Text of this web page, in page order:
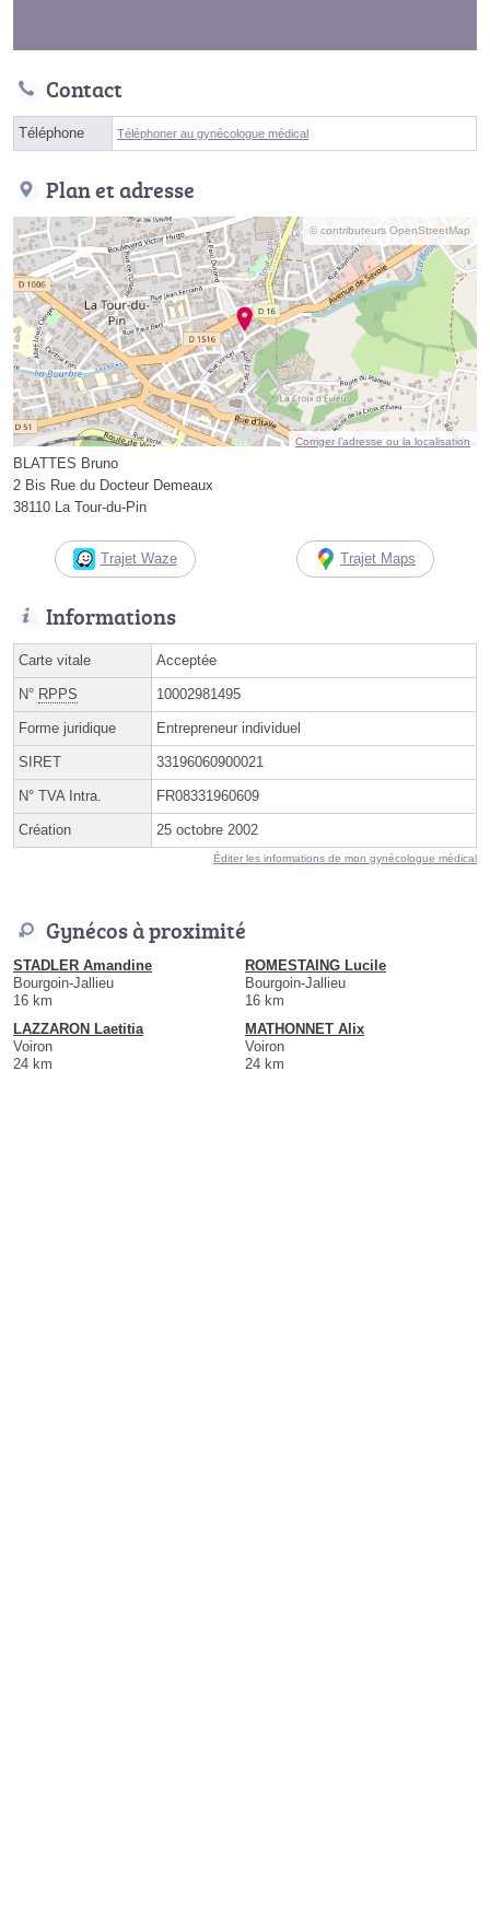
Contact
Téléphone Téléphoner au gynécologue médical
Plan et adresse
© contributeurs OpenStreetMap
Corriger l’adresse ou la localisation
BLATTES Bruno
2 Bis Rue du Docteur Demeaux
38110 La Tour-du-Pin
Trajet Waze Trajet Maps
Informations
Carte vitale Acceptée
N° RPPS 10002981495
Forme juridique Entrepreneur individuel
SIRET 33196060900021
N° TVA Intra. FR08331960609
Création 25 octobre 2002
Éditer les informations de mon gynécologue médical
Gynécos à proximité
STADLER Amandine
Bourgoin-Jallieu
16 km
ROMESTAING Lucile
Bourgoin-Jallieu
16 km
LAZZARON Laetitia
Voiron
24 km
MATHONNET Alix
Voiron
24 km